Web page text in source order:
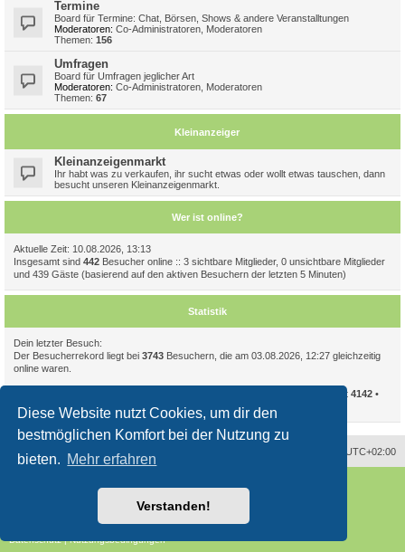
Diese Website nutzt Cookies, um dir den
bestmöglichen Komfort bei der Nutzung zu
bieten. Mehr erfahren
Verstanden!
Termine
Board für Termine: Chat, Börsen, Shows & andere Veranstalltungen
Moderatoren: Co-Administratoren Moderatoren
Themen: 156
Umfragen
Board für Umfragen jeglicher Art
Moderatoren: Co-Administratoren Moderatoren
Themen: 67
Kleinanzeiger
Kleinanzeigenmarkt
Ihr habt was zu verkaufen, ihr sucht etwas oder wollt etwas tauschen, dann
besucht unseren Kleinanzeigenmarkt.
Wer ist online?
Aktuelle Zeit: 10.08.2026, 13:13
Insgesamt sind 442 Besucher online :: 3 sichtbare Mitglieder, 0 unsichtbare Mitglieder
und 439 Gäste (basierend auf den aktiven Besuchern der letzten 5 Minuten)
Statistik
Dein letzter Besuch:
Der Besucherrekord liegt bei 3743 Besuchern, die am 03.08.2026, 12:27 gleichzeitig
online waren.
• Mitglieder insgesamt 4142 •
Unser neuestes Mitglied:
CelIampomegranate
UTC+02:00
Deutsche Übersetzung durch
2017
Datenschutz|Nutzungsbedingungen